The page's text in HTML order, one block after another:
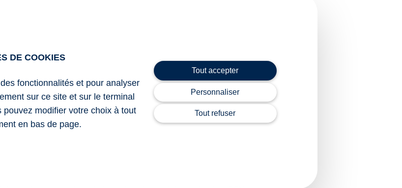
cette condition tenant au quota du nombre sera appréciée sur l’année
de l’aide, l’employeur doit transmettre le contrat d’apprentissage à
sa conclusion.
DE COOKIES
fonctionnalités et pour analyser
sur ce site et sur le terminal
modifier votre choix à tout
en bas de page.
Tout accepter
Personnaliser
Tout refuser